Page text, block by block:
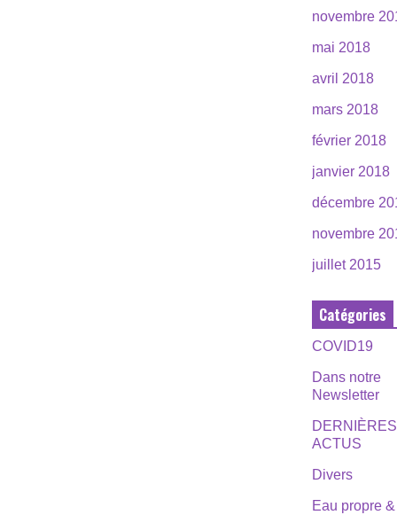
novembre
mai 2018
avril 2018
mars 2018
février 2018
janvier 2018
décembre
novembre
juillet 2015
Catégories
COVID19
Dans notre
Newsletter
DERNIÈRES
ACTUS
Divers
Eau propre &